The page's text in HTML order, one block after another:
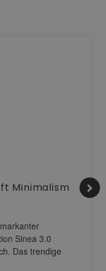
Minimalism
Sinea 3.0
Das trendige